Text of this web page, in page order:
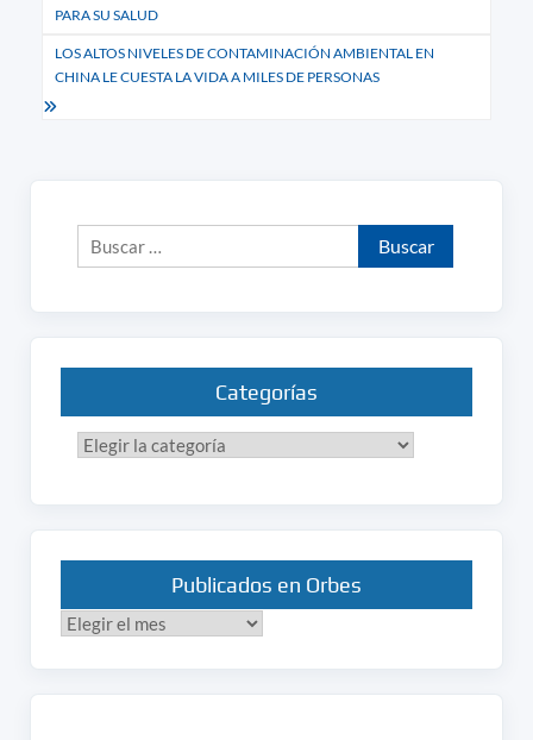
entradas
PARA SU SALUD
LOS ALTOS NIVELES DE CONTAMINACIÓN AMBIENTAL EN
CHINA LE CUESTA LA VIDA A MILES DE PERSONAS
Buscar:
Categorías
Categorías
Publicados en Orbes
Publicados